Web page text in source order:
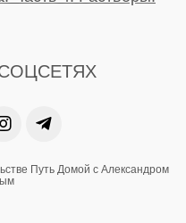
Путь Домой с Александром